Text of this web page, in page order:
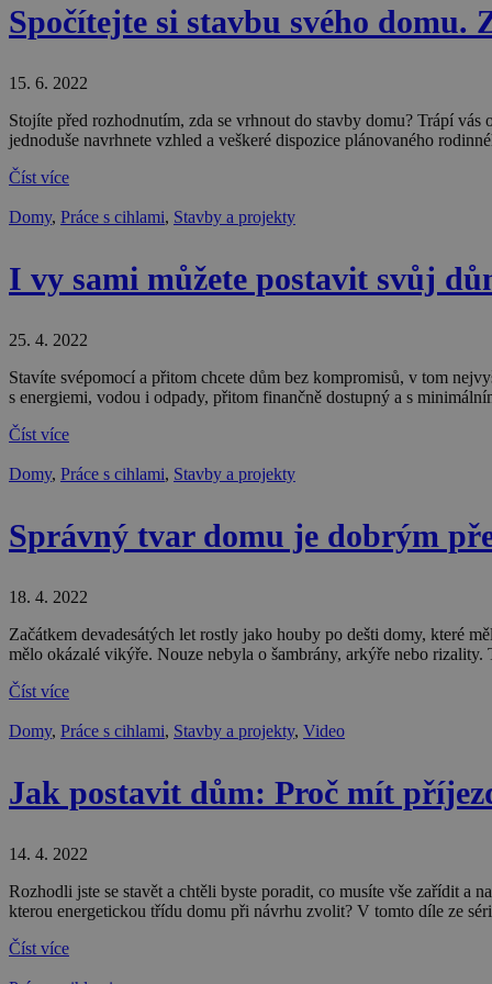
Spočítejte si stavbu svého domu.
15. 6. 2022
Stojíte před rozhodnutím, zda se vrhnout do stavby domu? Trápí
jednoduše navrhnete vzhled a veškeré dispozice plánovaného
Číst více
Domy, Práce s cihlami, Stavby a projekty
I vy sami můžete postavit svůj
25. 4. 2022
Stavíte svépomocí a přitom chcete dům bez kompromisů, v tom
s energiemi, vodou i odpady, přitom finančně dostupný a s
Číst více
Domy, Práce s cihlami, Stavby a projekty
Správný tvar domu je dobrým
18. 4. 2022
Začátkem devadesátých let rostly jako houby po dešti domy, které
mělo okázalé vikýře. Nouze nebyla o šambrány, arkýře nebo
Číst více
Domy, Práce s cihlami, Stavby a projekty, Video
Jak postavit dům: Proč mít
14. 4. 2022
Rozhodli jste se stavět a chtěli byste poradit, co musíte vše zařídit a
kterou energetickou třídu domu při návrhu zvolit? V tomto díle ze
Číst více
Název
_ga_VLBL4W8KB3
_fbp
Meta